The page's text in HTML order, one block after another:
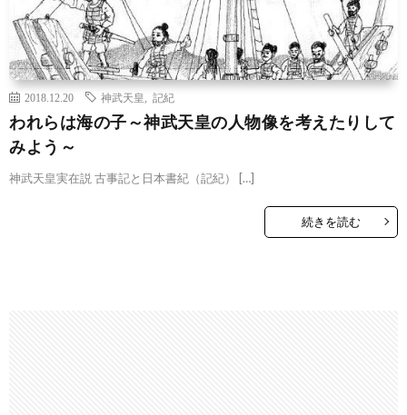
2018.12.20 神武天皇 記紀
われらは海の子～神武天皇の人物像を考えたりして
みよう～
神武天皇実在説 古事記と日本書紀（記紀） […]
続きを読む